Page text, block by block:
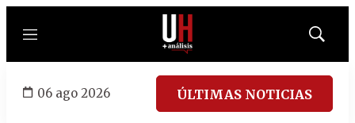
Menú
Mostrar
06 ago 2026 ÚLTIMAS NOTICIAS